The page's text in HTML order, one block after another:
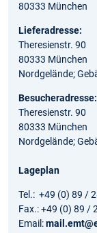
80333 München
Lieferadresse:
Theresienstr. 90
80333 München
Nordgelände;
Besucheradresse:
Theresienstr. 90
80333 München
Nordgelände;
Lageplan
Tel.: +49 (0) 89 /
Fax.: +49 (0) 89 /
Email: